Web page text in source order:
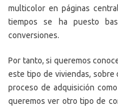
multicolor en páginas
tiempos se ha puesto
conversiones.
Por tanto, si queremos
este tipo de viviendas,
proceso de adquisición
queremos ver otro tipo de